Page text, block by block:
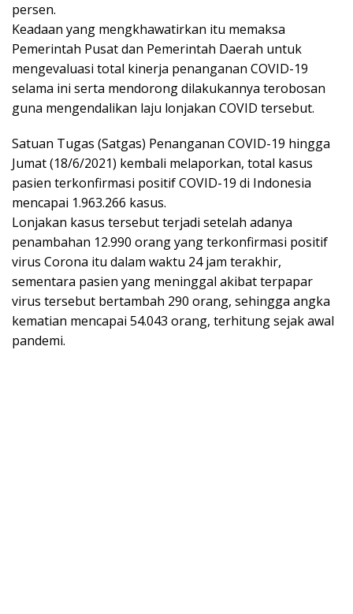
persen.
Keadaan yang mengkhawatirkan itu memaksa
Pemerintah Pusat dan Pemerintah Daerah untuk
mengevaluasi total kinerja penanganan COVID-19
selama ini serta mendorong dilakukannya terobosan
guna mengendalikan laju lonjakan COVID tersebut.
Satuan Tugas (Satgas) Penanganan COVID-19 hingga
Jumat (18/6/2021) kembali melaporkan, total kasus
pasien terkonfirmasi positif COVID-19 di Indonesia
mencapai 1.963.266 kasus.
Lonjakan kasus tersebut terjadi setelah adanya
penambahan 12.990 orang yang terkonfirmasi positif
virus Corona itu dalam waktu 24 jam terakhir,
sementara pasien yang meninggal akibat terpapar
virus tersebut bertambah 290 orang, sehingga angka
kematian mencapai 54.043 orang, terhitung sejak awal
pandemi.